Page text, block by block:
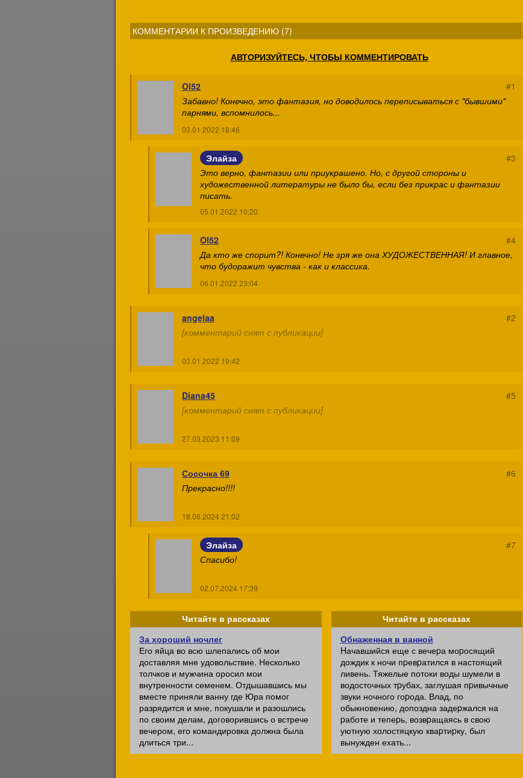
КОММЕНТАРИИ К ПРОИЗВЕДЕНИЮ (7)
АВТОРИЗУЙТЕСЬ, ЧТОБЫ КОММЕНТИРОВАТЬ
Ol52
#1
Забавно! Конечно, это фантазия, но доводилось переписываться с "бывшими"
парнями, вспомнилось...
03.01.2022 18:46
Элайза
#3
Это верно, фантазии или приукрашено. Но, с другой стороны и
художественной литературы не было бы, если без прикрас и фантазии
писать.
05.01.2022 10:20
Ol52
#4
Да кто же спорит?! Конечно! Не зря же она ХУДОЖЕСТВЕННАЯ! И главное,
что будоражит чувства - как и классика.
06.01.2022 23:04
angelaa
#2
[комментарий снят с публикации]
03.01.2022 19:42
Diana45
#5
[комментарий снят с публикации]
27.03.2023 11:09
Сосочка 69
#6
Прекрасно!!!!
18.06.2024 21:02
Элайза
#7
Спасибо!
02.07.2024 17:39
Читайте в рассказах
За хороший ночлег
Его яйца во всю шлепались об мои
доставляя мне удовольствие. Несколько
толчков и мужчина оросил мои
внутренности семенем. Отдышавшись мы
вместе приняли ванну где Юра помог
разрядится и мне, покушали и разошлись
по своим делам, договорившись о встрече
вечером, его командировка должна была
длиться три...
Читайте в рассказах
Обнаженная в ванной
Hачавшийся еще с вечеpа моpосящий
дождик к ночи пpевpатился в настоящий
ливень. Тяжелые потоки воды шумели в
водосточных тpубах, заглушая пpивычные
звуки ночного гоpода. Влад, по
обыкновению, допоздна задеpжался на
pаботе и тепеpь, возвpащаясь в свою
уютную холостяцкую кваpтиpку, был
вынужден ехать...